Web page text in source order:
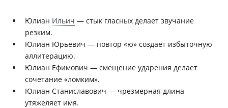
Юлиан Ильич — стык гласных делает звучание
резким.
Юлиан Юрьевич — повтор «ю» создает избыточную
аллитерацию.
Юлиан Ефимович — смещение ударения делает
сочетание «ломким».
Юлиан Станиславович — чрезмерная длина
утяжеляет имя.